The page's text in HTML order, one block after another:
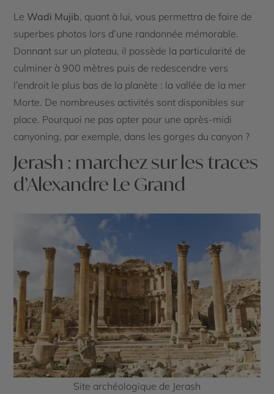
Le Wadi Mujib, quant à lui, vous permettra de faire de
superbes photos lors d’une randonnée mémorable.
Donnant sur un plateau, il possède la particularité de
culminer à 900 mètres puis de redescendre vers
l’endroit le plus bas de la planète : la vallée de la mer
Morte. De nombreuses activités sont disponibles sur
place. Pourquoi ne pas opter pour une après-midi
canyoning, par exemple, dans les gorges du canyon ?
Jerash : marchez sur les traces
d’Alexandre Le Grand
Site archéologique de Jerash